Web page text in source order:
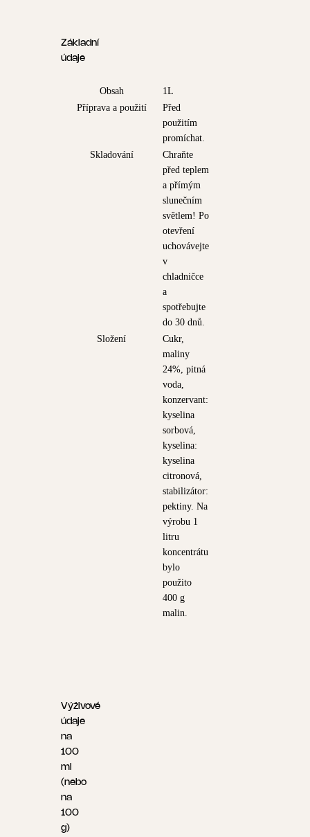
Základní
údaje
Obsah
1L
Příprava a použití
Před
použitím
promíchat.
Skladování
Chraňte
před teplem
a přímým
slunečním
světlem! Po
otevření
uchovávejte
v
chladničce
a
spotřebujte
do 30 dnů.
Složení
Cukr,
maliny
24%, pitná
voda,
konzervant:
kyselina
sorbová,
kyselina:
kyselina
citronová,
stabilizátor:
pektiny. Na
výrobu 1
litru
koncentrátu
bylo
použito
400 g
malin.
Výživové
údaje
na
100
ml
(nebo
na
100
g)